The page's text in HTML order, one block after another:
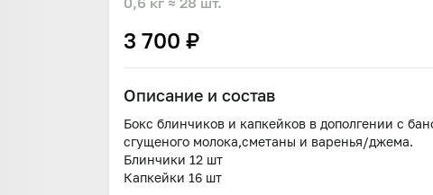
3 700 ₽
Описание и состав
Бокс блинчиков и капкейков в дополгении с
сгущеного молока,сметаны и варенья/джема.
Блинчики 12 шт
Капкейки 16 шт